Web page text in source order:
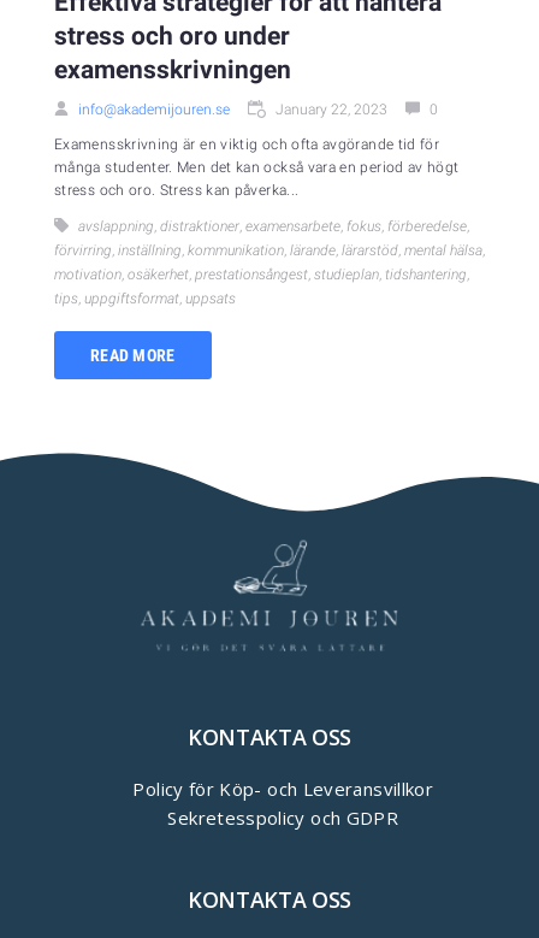
stress och oro under
examensskrivningen
info@akademijouren.se January 22, 2023 0
Examensskrivning är en viktig och ofta avgörande tid för
många studenter. Men det kan också vara en period av högt
stress och oro. Stress kan påverka...
avslappning, distraktioner, examensarbete, fokus, förberedelse,
förvirring, inställning, kommunikation, lärande, lärarstöd, mental hälsa,
motivation, osäkerhet, prestationsångest, studieplan, tidshantering,
tips, uppgiftsformat, uppsats
READ MORE
KONTAKTA OSS
Policy för Köp- och Leveransvillkor
Sekretesspolicy och GDPR
KONTAKTA OSS